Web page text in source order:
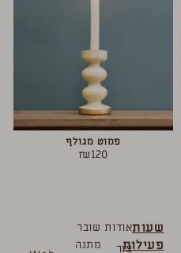
פמוט מגולף
₪120
שעות
פעילות
אודות
צור
שובר
מתנה